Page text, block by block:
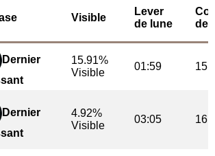
Visible
Lever
de lune
de
Dernier
15.91%
Visible
01:59
Dernier
4.92%
Visible
03:05